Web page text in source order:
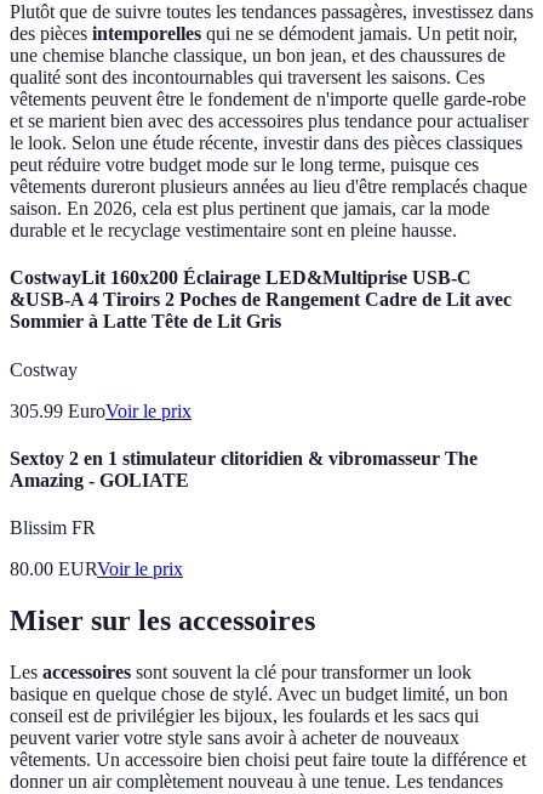
Plutôt que de suivre toutes les tendances passagères, investissez dans
des pièces intemporelles qui ne se démodent jamais. Un petit noir,
une chemise blanche classique, un bon jean, et des chaussures de
qualité sont des incontournables qui traversent les saisons. Ces
vêtements peuvent être le fondement de n'importe quelle garde-robe
et se marient bien avec des accessoires plus tendance pour actualiser
le look. Selon une étude récente, investir dans des pièces classiques
peut réduire votre budget mode sur le long terme, puisque ces
vêtements dureront plusieurs années au lieu d'être remplacés chaque
saison. En 2026, cela est plus pertinent que jamais, car la mode
durable et le recyclage vestimentaire sont en pleine hausse.
CostwayLit 160x200 Éclairage LED&Multiprise USB-C
&USB-A 4 Tiroirs 2 Poches de Rangement Cadre de Lit avec
Sommier à Latte Tête de Lit Gris
Costway
305.99 EuroVoir le prix
Sextoy 2 en 1 stimulateur clitoridien & vibromasseur The
Amazing - GOLIATE
Blissim FR
80.00 EURVoir le prix
Miser sur les accessoires
Les accessoires sont souvent la clé pour transformer un look
basique en quelque chose de stylé. Avec un budget limité, un bon
conseil est de privilégier les bijoux, les foulards et les sacs qui
peuvent varier votre style sans avoir à acheter de nouveaux
vêtements. Un accessoire bien choisi peut faire toute la différence et
donner un air complètement nouveau à une tenue. Les tendances